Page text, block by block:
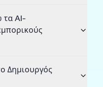
τα AI-
Δημιουργός